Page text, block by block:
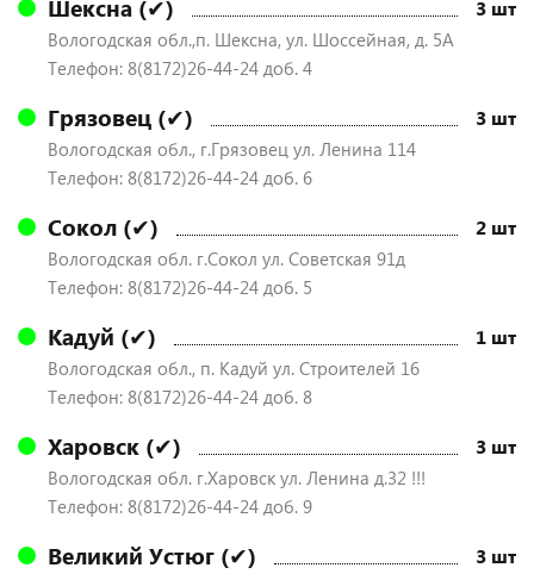
Шексна (✔) 3 шт
Вологодская обл.,п. Шексна, ул. Шоссейная, д. 5А
Телефон: 8(8172)26-44-24 доб. 4
Грязовец (✔) 3 шт
Вологодская обл., г.Грязовец ул. Ленина 114
Телефон: 8(8172)26-44-24 доб. 6
Сокол (✔) 2 шт
Вологодская обл. г.Сокол ул. Советская 91д
Телефон: 8(8172)26-44-24 доб. 5
Кадуй (✔) 1 шт
Вологодская обл., п. Кадуй ул. Строителей 16
Телефон: 8(8172)26-44-24 доб. 8
Харовск (✔) 3 шт
Вологодская обл. г.Харовск ул. Ленина д.32 !!!
Телефон: 8(8172)26-44-24 доб. 9
Великий Устюг (✔) 3 шт